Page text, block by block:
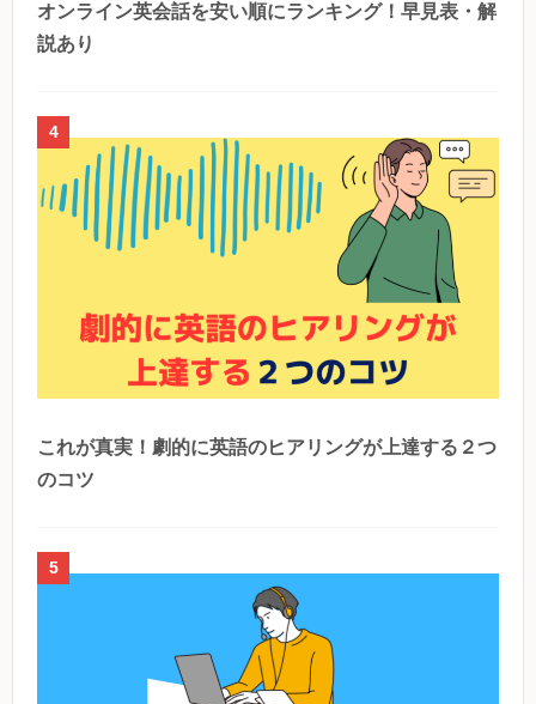
オンライン英会話を安い順にランキング！早見表・解
説あり
4
これが真実！劇的に英語のヒアリングが上達する２つ
のコツ
5